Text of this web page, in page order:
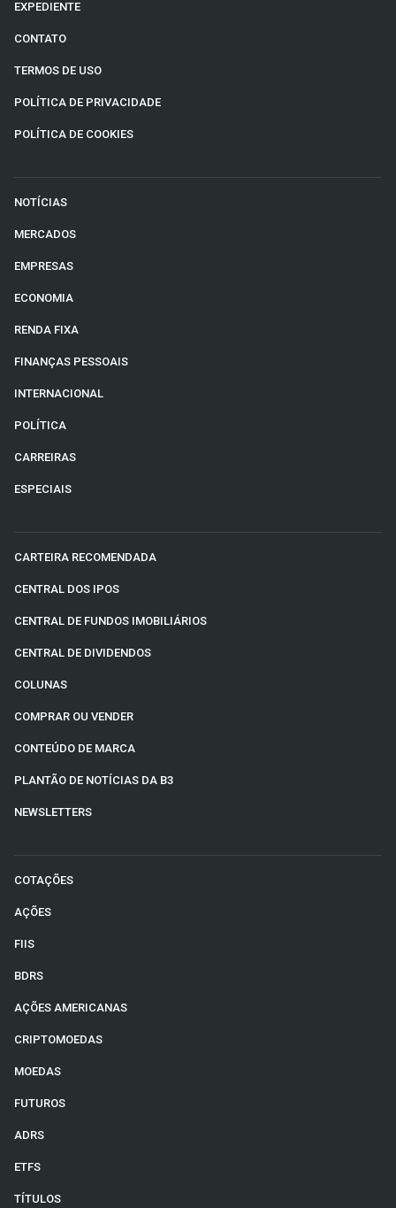
EXPEDIENTE
CONTATO
TERMOS DE USO
POLÍTICA DE PRIVACIDADE
POLÍTICA DE COOKIES
NOTÍCIAS
MERCADOS
EMPRESAS
ECONOMIA
RENDA FIXA
FINANÇAS PESSOAIS
INTERNACIONAL
POLÍTICA
CARREIRAS
ESPECIAIS
CARTEIRA RECOMENDADA
CENTRAL DOS IPOS
CENTRAL DE FUNDOS IMOBILIÁRIOS
CENTRAL DE DIVIDENDOS
COLUNAS
COMPRAR OU VENDER
CONTEÚDO DE MARCA
PLANTÃO DE NOTÍCIAS DA B3
NEWSLETTERS
COTAÇÕES
AÇÕES
FIIS
BDRS
AÇÕES AMERICANAS
CRIPTOMOEDAS
MOEDAS
FUTUROS
ADRS
ETFS
TÍTULOS